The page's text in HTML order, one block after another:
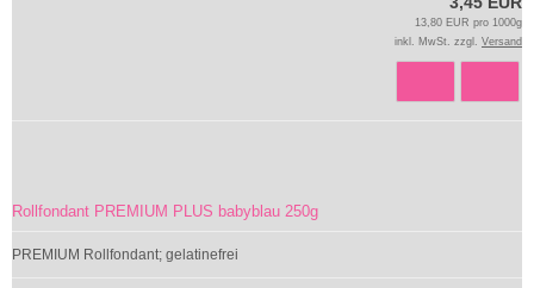
13,80 EUR pro 1000g
inkl. MwSt. zzgl. Versand
Rollfondant PREMIUM PLUS babyblau 250g
PREMIUM Rollfondant; gelatinefrei